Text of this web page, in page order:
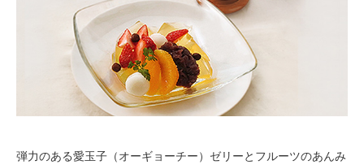
弾力のある愛玉子（オーギョーチー）ゼリーとフルーツのあんみ